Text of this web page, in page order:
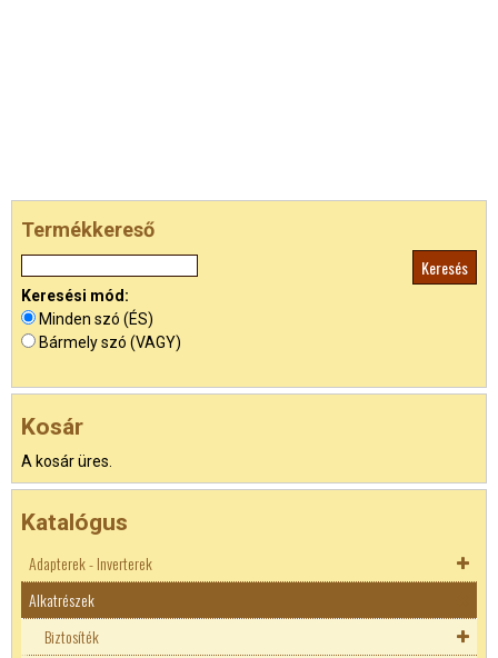
Termékkereső
Keresési mód:
Minden szó (ÉS)
Bármely szó (VAGY)
Kosár
A kosár üres.
Katalógus
Adapterek - Inverterek
Akkutöltők
Adapterek
Alkatrészek
Biztosíték